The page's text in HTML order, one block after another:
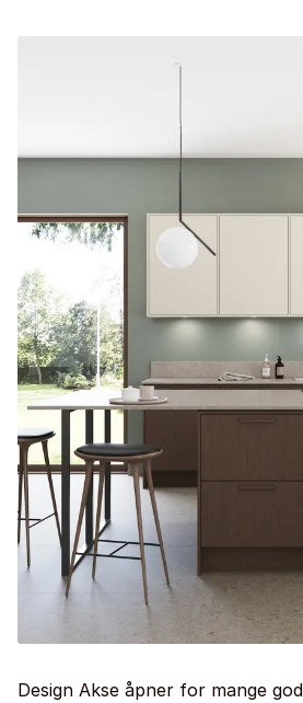
Design Akse åpner for mange